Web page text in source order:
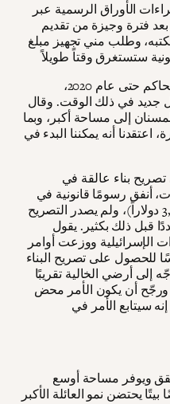
الأوراق الرسمية عبر
فترة وجيزة من تقديم
وطلب مني تجهيز مبلغ
ظلت القضية عالقة في أروقة المحاكم حتى عام 2020،
جديد في ذلك الوقت. وقال
إلى مساحة أكبر، وبما
أنه يمكننا البدء في
بناء عالقة في
لمدة 10 سنوات، أنفق رسومًا قانونية في
تلك المدة تبلغ 10,000 شيكل (3,164 دولاراً)، ولم يصدر التصريح
قبل ذلك بكثير. يقول
جاءت القوات الإسرائيلية ووزعت أوامر
للحصول على تصريح البناء
إلى أرضي الخالية تقريبًا
ورجّح أن يكون الأمر محض
سيتابع الأمر في
ويوفر مساحة أوسع
يحتضن نمو العائلة الأكبر